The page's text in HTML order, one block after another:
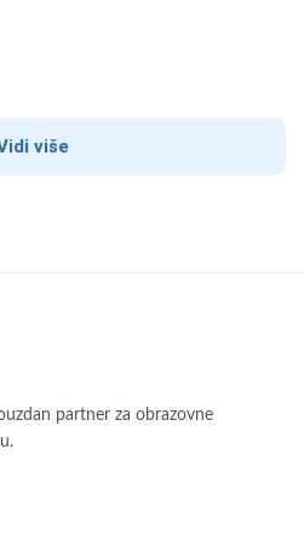
više
partner za obrazovne